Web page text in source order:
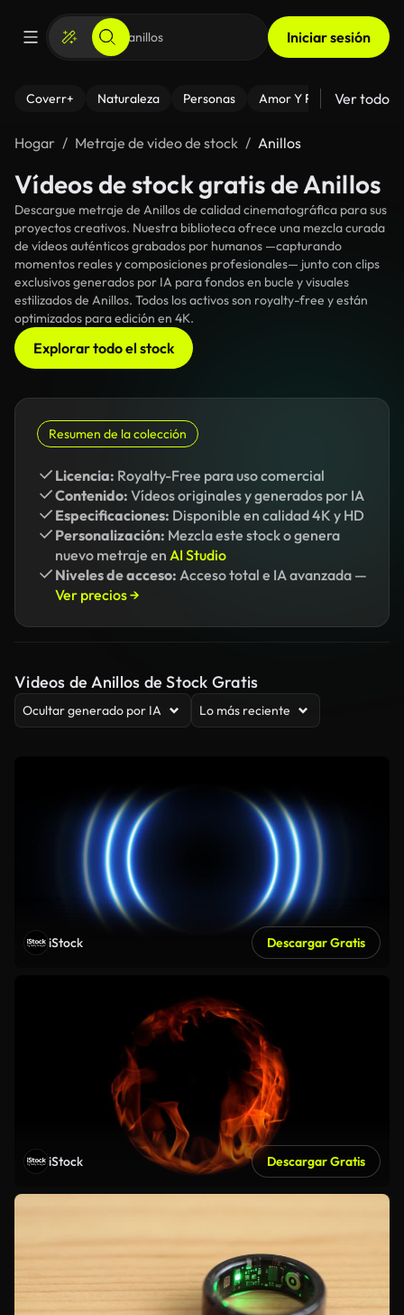
Iniciar sesión
Coverr+ Naturaleza Personas Amor Y Relaciones
Ver todo
Hogar Metraje de video de stock Anillos
Vídeos de stock gratis de Anillos
Descargue metraje de Anillos de calidad cinematográfica para sus
proyectos creativos. Nuestra biblioteca ofrece una mezcla curada
de vídeos auténticos grabados por humanos —capturando
momentos reales y composiciones profesionales— junto con clips
exclusivos generados por IA para fondos en bucle y visuales
estilizados de Anillos. Todos los activos son royalty-free y están
optimizados para edición en 4K.
Explorar todo el stock
Resumen de la colección
Licencia: Royalty-Free para uso comercial
Contenido: Vídeos originales y generados por IA
Especificaciones: Disponible en calidad 4K y HD
Personalización: Mezcla este stock o genera
nuevo metraje en AI Studio
Niveles de acceso: Acceso total e IA avanzada —
Ver precios →
Videos de Anillos de Stock Gratis
Ocultar generado por IA Lo más reciente
iStock Descargar Gratis
iStock Descargar Gratis